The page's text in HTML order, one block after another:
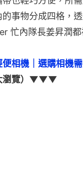
事物分成四格，
忙內隊長姜昇潤都
便相機｜選購相機
瀏覽）▼▼▼